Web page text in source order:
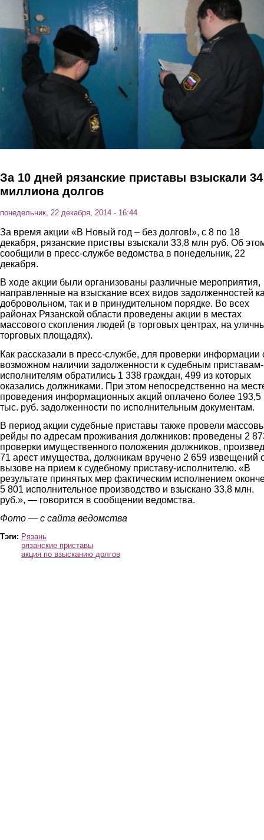
Перейти к основному содержанию
За 10 дней рязанские приставы взыскали 34
миллиона долгов
понедельник, 22 декабря, 2014 - 16:44
За время акции «В Новый год – без долгов!», с 8 по 18
декабря, рязанские приствы взыскали 33,8 млн руб. Об
сообщили в пресс-службе ведомства в понедельник, 22
декабря.
В ходе акции были организованы различные мероприятия,
направленные на взыскание всех видов задолженностей
добровольном, так и в принудительном порядке. Во всех
районах Рязанской области проведены акции в местах
массового скопления людей (в торговых центрах, на
торговых площадях).
Как рассказали в пресс-службе, для проверки информации
возможном наличии задолженности к судебным приставам-
исполнителям обратились 1 338 граждан, 499 из которых
оказались должниками. При этом непосредственно на
проведения информационных акций оплачено более 193,5
тыс. руб. задолженности по исполнительным документам.
В период акции судебные приставы также провели
рейды по адресам проживания должников: проведены 2
проверки имущественного положения должников,
71 арест имущества, должникам вручено 2 659 извещений
вызове на прием к судебному приставу-исполнителю. «В
результате принятых мер фактическим исполнением
5 801 исполнительное производство и взыскано 33,8 млн.
руб.», — говорится в сообщении ведомства.
Фото — с сайта ведомства
Тэги: Рязань
рязанские приставы
акция по взысканию долгов